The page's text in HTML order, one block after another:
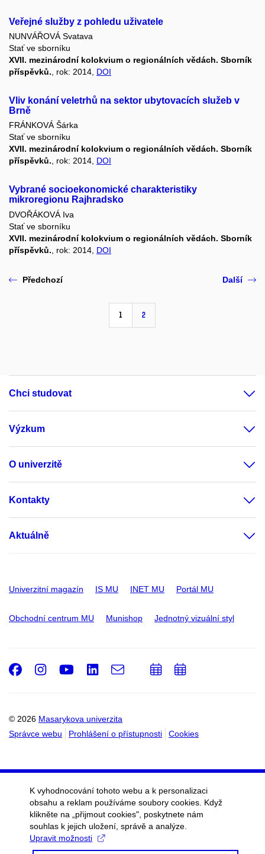
Veřejné služby z pohledu uživatele
NUNVÁŘOVÁ Svatava
Stať ve sborníku
XVII. mezinárodní kolokvium o regionálních vědách. Sborník
příspěvků. , rok: 2014, DOI
Vliv konání veletrhů na sektor ubytovacích služeb v
Brně
FRÁNKOVÁ Šárka
Stať ve sborníku
XVII. mezinárodní kolokvium o regionálních vědách. Sborník
příspěvků., rok: 2014, DOI
Vybrané socioekonomické charakteristiky
mikroregionu Rajhradsko
DVOŘÁKOVÁ Iva
Stať ve sborníku
XVII. mezinárodní kolokvium o regionálních vědách. Sborník
příspěvků. , rok: 2014, DOI
Předchozí
1 2
Další
Chci studovat
Výzkum
O univerzitě
Kontakty
Aktuálně
Univerzitní magazín IS MU INET MU Portál MU
Obchodní centrum MU Munishop Jednotný vizuální styl
© 2026 Masarykova univerzita
Správce webu
Prohlášení o přístupnosti Cookies
Facebook
Instagram
Youtube
LinkedIn
e-
Email
PřidatPřidat
K vyhodnocování tohoto webu a k personalizaci
obsahu a reklam používáme soubory cookies. Když
klikněte na „přijmout cookies", poskytnete nám
souhlas k jejich uložení, správě a analýze.
Upravit možnosti